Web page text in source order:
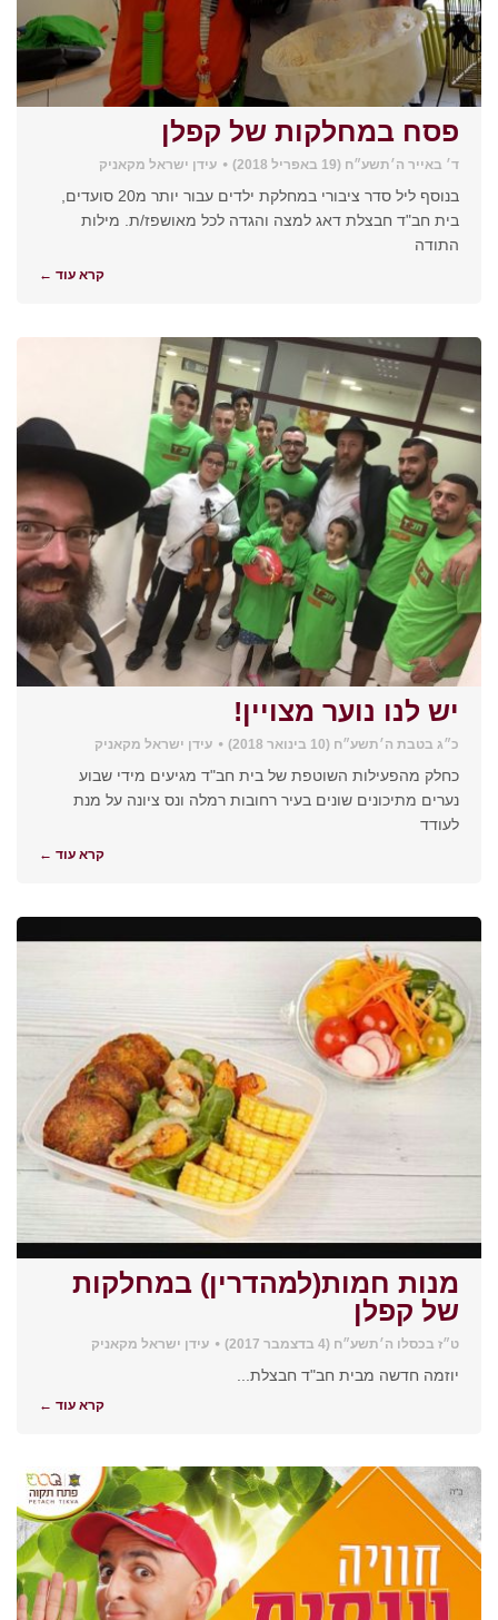
פסח במחלקות של קפלן
ד׳ באייר ה׳תשע״ח (19 באפריל 2018) עידן ישראל מקאניק
בנוסף ליל סדר ציבורי במחלקת ילדים עבור יותר מ20 סועדים,
בית חב"ד חבצלת דאג למצה והגדה לכל מאושפז/ת. מילות
התודה
קרא עוד ←
יש לנו נוער מצויין!
כ״ג בטבת ה׳תשע״ח (10 בינואר 2018) עידן ישראל מקאניק
כחלק מהפעילות השוטפת של בית חב"ד מגיעים מידי שבוע
נערים מתיכונים שונים בעיר רחובות רמלה ונס ציונה על מנת
לעודד
קרא עוד ←
מנות חמות(למהדרין) במחלקות
של קפלן
ט״ז בכסלו ה׳תשע״ח (4 בדצמבר 2017) עידן ישראל מקאניק
יוזמה חדשה מבית חב"ד חבצלת...
קרא עוד ←